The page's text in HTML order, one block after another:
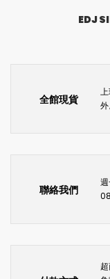
EDJ
全館現貨
外
聯絡我們